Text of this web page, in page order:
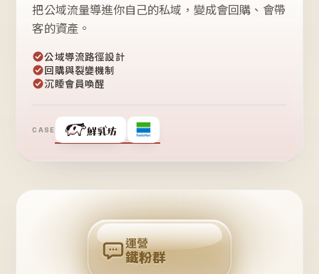
把公域流量導進你自己的私域，變成會回購、會帶
客的資產。
公域導流路徑設計
回購與裂變機制
沉睡會員喚醒
CASE
❤
粉
回
購
運營
鐵粉群